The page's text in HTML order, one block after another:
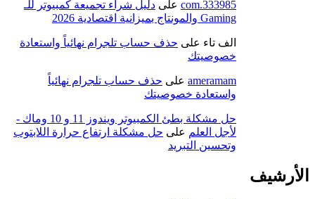
333985.com على دليل شراء تجميعة كمبيوتر للـ
Gaming والمونتاج بميزانية اقتصادية 2026
الف تاء على حذف حساب تلجرام نهائياً واستعادة
خصوصيتك
ameramam على حذف حساب تلجرام نهائياً
واستعادة خصوصيتك
حل مشكلة بطئ الكمبيوتر ويندوز 11 و 10 وماك -
لأجل العلم على حل مشكلة ارتفاع حرارة اللابتوب
وتحسين التبريد
الأرشيف